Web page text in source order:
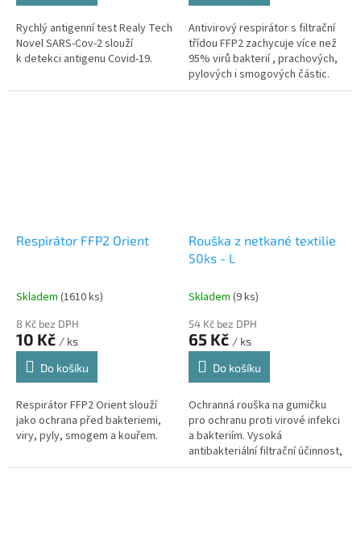
Rychlý antigenní test Realy Tech
Novel SARS-Cov-2 slouží
k detekci antigenu Covid-19.
Antivirový respirátor s filtrační
třídou FFP2 zachycuje více než
95% virů bakterií , prachových,
pylových i smogových částic.
Respirátor FFP2 Orient
Skladem (1610 ks)
8 Kč bez DPH
10 Kč / ks
Do košíku
Respirátor FFP2 Orient slouží
jako ochrana před bakteriemi,
viry, pyly, smogem a kouřem.
Rouška z netkané textilie
50ks - L
Skladem (9 ks)
54 Kč bez DPH
65 Kč / ks
Do košíku
Ochranná rouška na gumičku
pro ochranu proti virové infekci
a bakteriím. Vysoká
antibakteriální filtrační účinnost,
hypoalergenní třívrstvá